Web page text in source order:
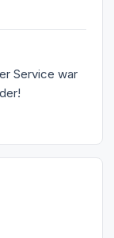
Service war